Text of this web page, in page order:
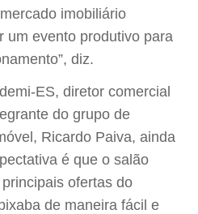
imobiliário
um evento produtivo para
diz.
ES, diretor comercial
do grupo de
Ricardo Paiva, ainda
é que o salão
ofertas do
de maneira fácil e